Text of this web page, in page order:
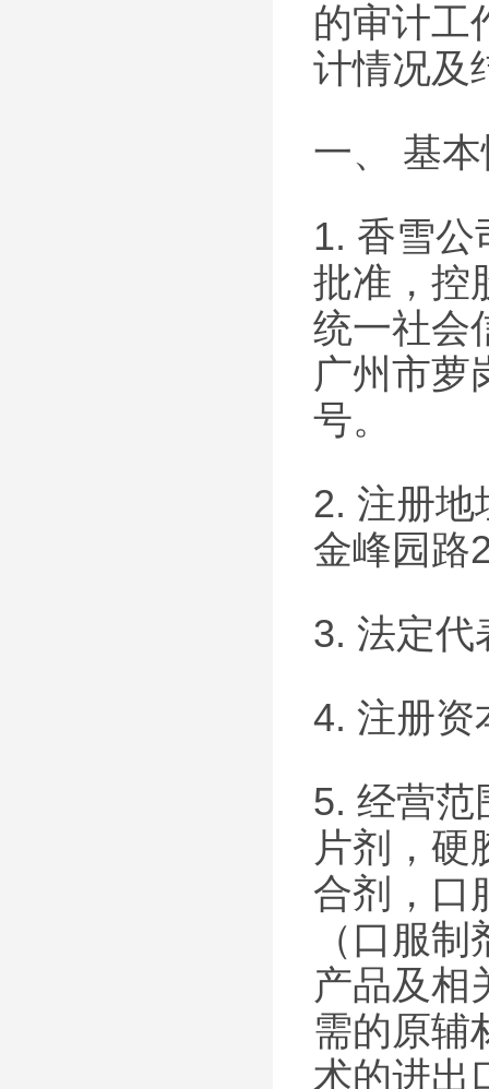
的审计工
计情况及
一、 基
1. 香雪公
批准，控
统一社会
广州市萝
号。
2. 注册地
金峰园路
3. 法定代
4. 注册资
5. 经营范
片剂，硬
合剂，口
（口服
产品及相
需的原辅
术的进出